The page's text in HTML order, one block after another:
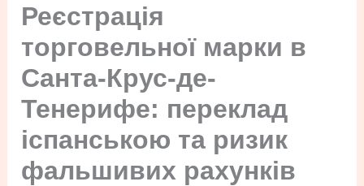
Реєстрація
торговельної марки в
Санта-Крус-де-
Тенерифе: переклад
іспанською та ризик
фальшивих рахунків